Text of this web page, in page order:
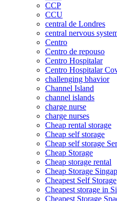
CCP
CCU
central de Londres
central nervous
Centro
Centro de repouso
Centro Hospitalar
Centro Hospitalar
challenging bhavior
Channel Island
channel islands
charge nurse
charge nurses
Cheap rental storage
Cheap self storage
Cheap self storage
Cheap Storage
Cheap storage rental
Cheap Storage
Cheapest Self Storage
Cheapest storage in
Cheapest Storage